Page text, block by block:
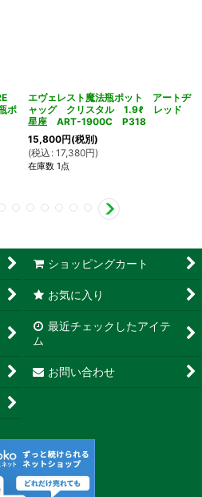
ポ
エヴェレスト魔法瓶ポット アートヂ
ャッグ クリスタル 1.9ℓ レッド
星座 ART-1900C P318
15,800円(税別)
(税込 : 17,380円)
在庫数 1点
ショッピングカート
お気に入り
最近チェックしたアイテ
ム
お問い合わせ